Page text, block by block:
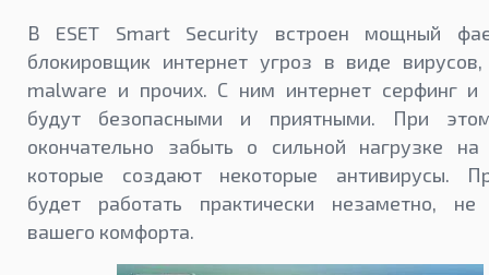
В ESET Smart Security встроен мощный
блокировщик интернет угроз в виде вирусов,
malware и прочих. С ним интернет серфинг и
будут безопасными и приятными. При
окончательно забыть о сильной нагрузке на
которые создают некоторые антивирусы.
будет работать практически незаметно, не
вашего комфорта.